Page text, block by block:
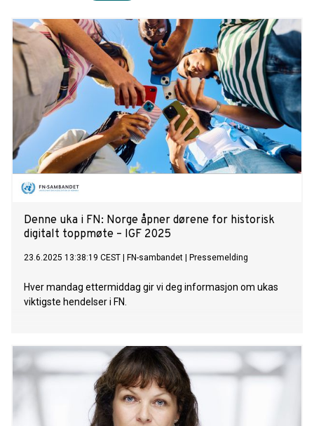
Denne uka i FN: Norge åpner dørene for historisk
digitalt toppmøte – IGF 2025
23.6.2025 13:38:19 CEST FN-sambandet Pressemelding
Hver mandag ettermiddag gir vi deg informasjon om ukas
viktigste hendelser i FN.